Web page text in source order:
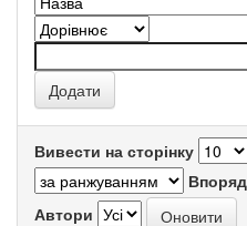
Вивести на сторінку
Автори